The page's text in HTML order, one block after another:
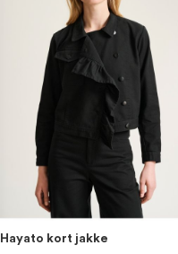
Hayato kort jakke